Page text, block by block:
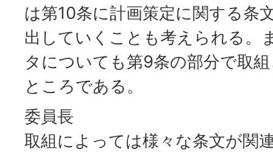
は第10条に計画策定に関する条
出していくことも考えられる。
タについても第9条の部分で取
ところである。
委員長
取組によっては様々な条文が関